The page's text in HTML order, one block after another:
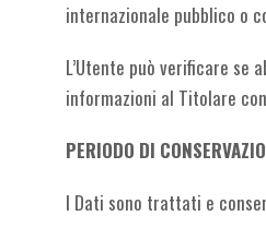
internazionale pubblico o
L’Utente può verificare
informazioni al Titolare
PERIODO DI
I Dati sono trattati e